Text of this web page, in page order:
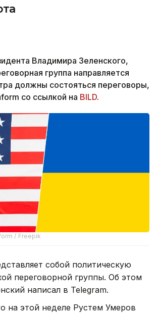
Владимира Зеленского,
группа направляется
должны состояться переговоры,
со ссылкой на BILD.
/ Freepik
собой политическую
переговорной группы. Об этом
написал в Telegram.
на этой неделе Рустем Умеров